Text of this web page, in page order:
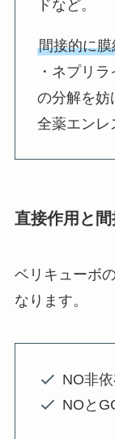
ドなど。
間接的に
・ネプリ
の分解を妨
全薬エンレ
直接作用と間
ベリキューボ
なります。
NO非
NOと